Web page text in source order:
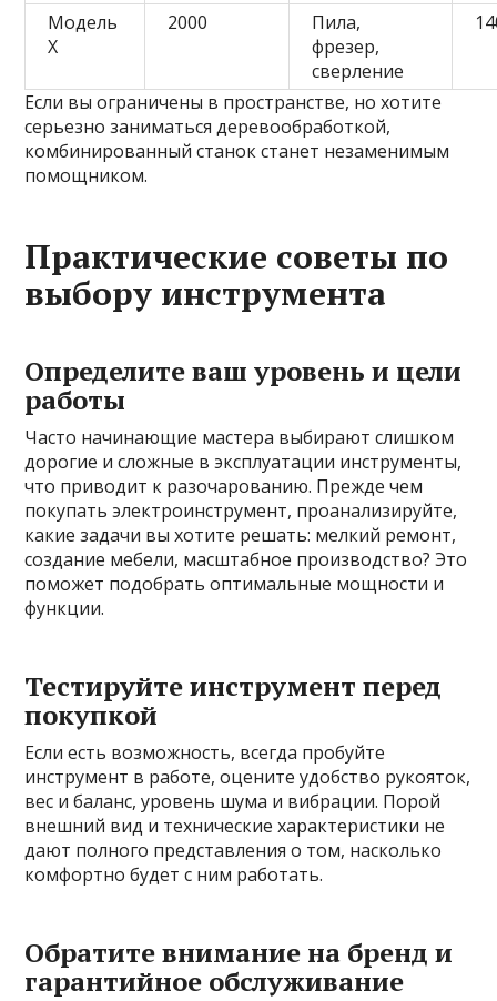
Модель
X
2000
Пила,
фрезер,
сверление
Если вы ограничены в пространстве, но хотите
серьезно заниматься деревообработкой,
комбинированный станок станет незаменимым
помощником.
Практические советы по
выбору инструмента
Определите ваш уровень и цели
работы
Часто начинающие мастера выбирают слишком
дорогие и сложные в эксплуатации инструменты,
что приводит к разочарованию. Прежде чем
покупать электроинструмент, проанализируйте,
какие задачи вы хотите решать: мелкий ремонт,
создание мебели, масштабное производство? Это
поможет подобрать оптимальные мощности и
функции.
Тестируйте инструмент перед
покупкой
Если есть возможность, всегда пробуйте
инструмент в работе, оцените удобство рукояток,
вес и баланс, уровень шума и вибрации. Порой
внешний вид и технические характеристики не
дают полного представления о том, насколько
комфортно будет с ним работать.
Обратите внимание на бренд и
гарантийное обслуживание